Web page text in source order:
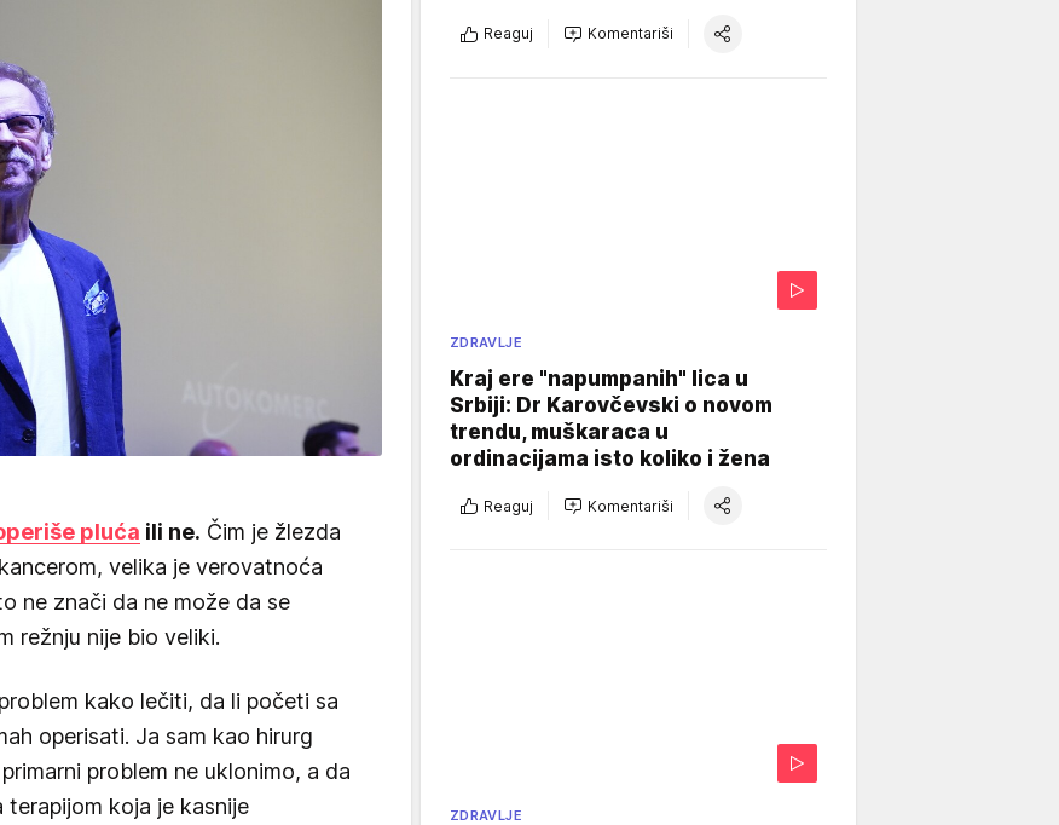
pluća ili ne. Čim je žlezda
velika je verovatnoća
ne znači da ne može da se
režnju nije bio veliki.
kako lečiti, da li početi sa
operisati. Ja sam kao hirurg
problem ne uklonimo, a da
koja je kasnije
Reaguj Komentariši
ZDRAVLJE
Kraj ere "napumpanih" lica u
Srbiji: Dr Karovčevski o novom
trendu, muškaraca u
ordinacijama isto koliko i žena
Reaguj Komentariši
ZDRAVLJE